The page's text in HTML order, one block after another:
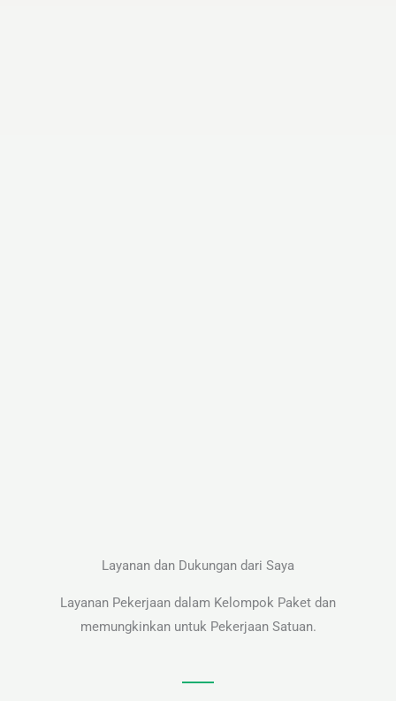
Layanan dan Dukungan dari Saya
Layanan Pekerjaan dalam Kelompok Paket dan
memungkinkan untuk Pekerjaan Satuan.